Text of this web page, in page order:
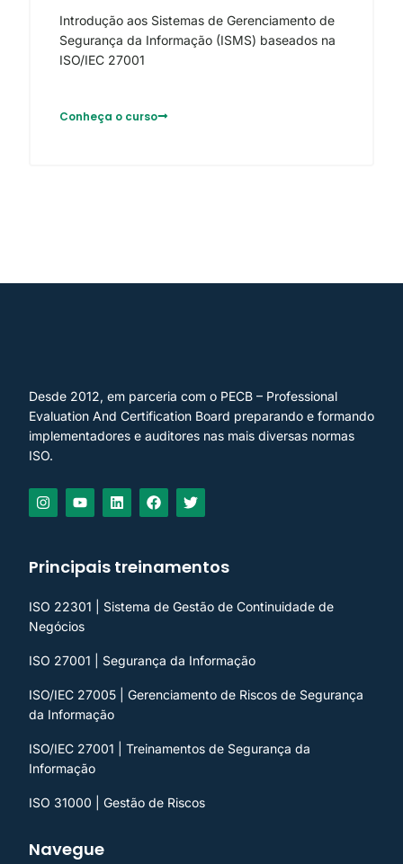
Introdução aos Sistemas de Gerenciamento de
Segurança da Informação (ISMS) baseados na
ISO/IEC 27001
Conheça o curso
Desde 2012, em parceria com o PECB – Professional
Evaluation And Certification Board preparando e formando
implementadores e auditores nas mais diversas normas
ISO.
Principais treinamentos
ISO 22301 | Sistema de Gestão de Continuidade de
Negócios
ISO 27001 | Segurança da Informação
ISO/IEC 27005 | Gerenciamento de Riscos de Segurança
da Informação
ISO/IEC 27001 | Treinamentos de Segurança da
Informação
ISO 31000 | Gestão de Riscos
Navegue